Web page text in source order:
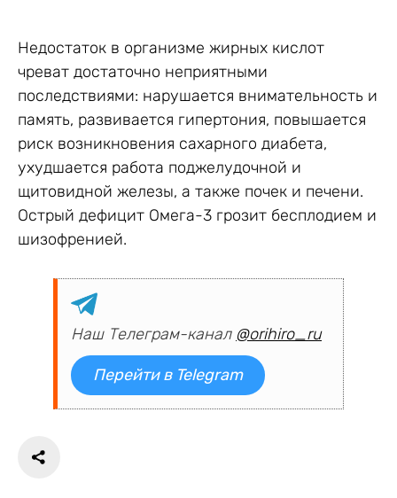
Недостаток в организме жирных кислот
чреват достаточно неприятными
последствиями: нарушается внимательность и
память, развивается гипертония, повышается
риск возникновения сахарного диабета,
ухудшается работа поджелудочной и
щитовидной железы, а также почек и печени.
Острый дефицит Омега-3 грозит бесплодием и
шизофренией.
Наш Телеграм-канал @orihiro_ru
Перейти в Telegram